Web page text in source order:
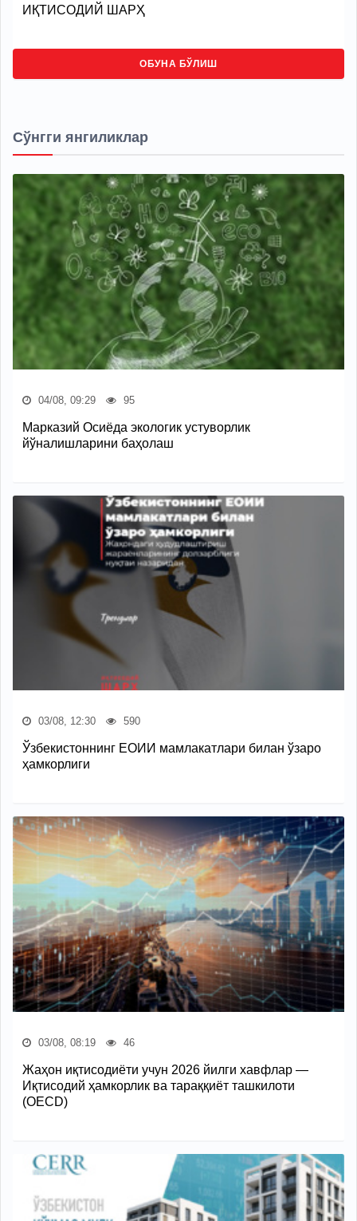
ИҚТИСОДИЙ ШАРҲ
ОБУНА БЎЛИШ
Сўнгги янгиликлар
04/08, 09:29 95
Марказий Осиёда экологик устуворлик
йўналишларини баҳолаш
03/08, 12:30 590
Ўзбекистоннинг ЕОИИ мамлакатлари билан ўзаро
ҳамкорлиги
03/08, 08:19 46
Жаҳон иқтисодиёти учун 2026 йилги хавфлар —
Иқтисодий ҳамкорлик ва тараққиёт ташкилоти
(OECD)